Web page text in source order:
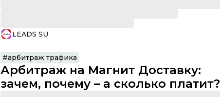
LEADS SU
#арбитраж трафика
Арбитраж на Магнит Доставку:
зачем, почему – а сколько платит?